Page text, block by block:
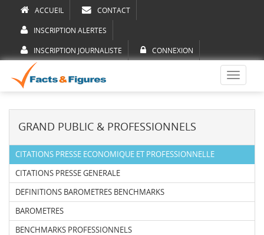
ACCUEIL CONTACT
INSCRIPTION ALERTES
INSCRIPTION JOURNALISTE CONNEXION
Toggle
GRAND PUBLIC & PROFESSIONNELS
CITATIONS PRESSE ECONOMIQUE ET PROFESSIONNELLE
CITATIONS PRESSE GENERALE
DEFINITIONS BAROMETRES BENCHMARKS
BAROMETRES
BENCHMARKS PROFESSIONNELS